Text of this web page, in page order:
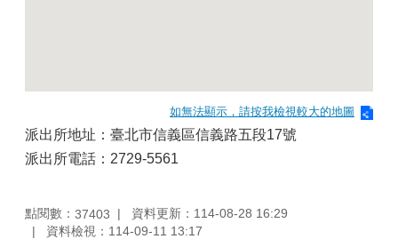
如無法顯示，請按我檢視較大的地圖
派出所地址：臺北市信義區信義路五段17號
派出所電話：2729-5561
點閱數： 37403
資料更新：114-08-28 16:29
資料檢視：114-09-11 13:17